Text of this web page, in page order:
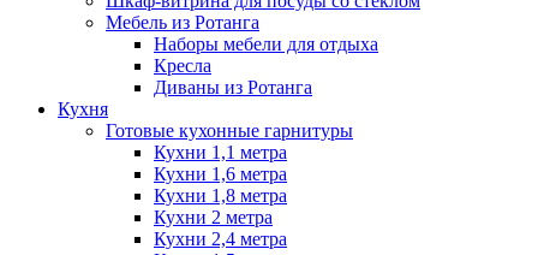
Мебель из Ротанга
Наборы мебели для отдыха
Кресла
Диваны из Ротанга
Кухня
Готовые кухонные гарнитуры
Кухни 1,1 метра
Кухни 1,6 метра
Кухни 1,8 метра
Кухни 2 метра
Кухни 2,4 метра